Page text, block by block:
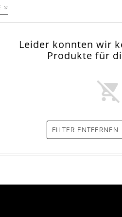
Leider konnten wir
Produkte für
FILTER ENTFERNEN